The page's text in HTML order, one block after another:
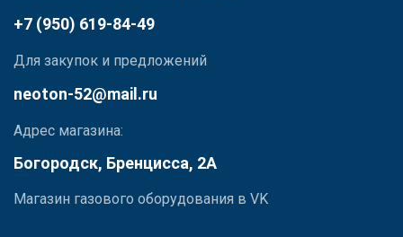
+7 (950) 619-84-49
Для закупок и предложений
neoton-52@mail.ru
Адрес магазина:
Богородск, Бренцисса, 2А
Магазин газового оборудования в VK